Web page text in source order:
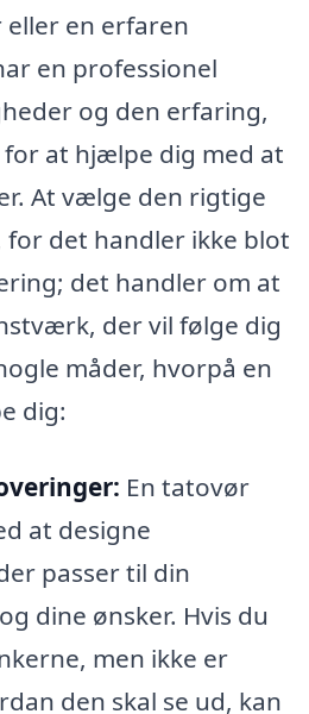
en erfaren
en professionel
og den erfaring,
at hjælpe dig med at
At vælge den rigtige
det handler ikke blot
det handler om at
der vil følge dig
måder, hvorpå en
dig:
En tatovør
at designe
passer til din
dine ønsker. Hvis du
men ikke er
den skal se ud, kan